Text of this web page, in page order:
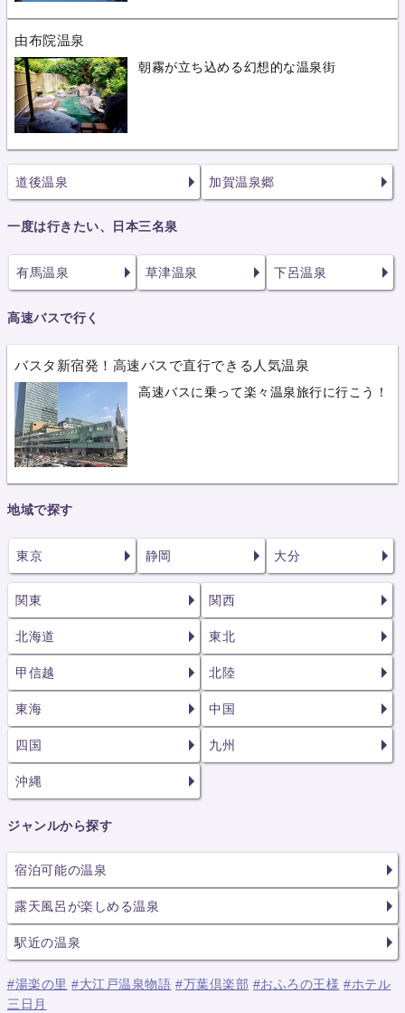
由布院温泉
朝霧が立ち込める幻想的な温泉街
道後温泉 加賀温泉郷
一度は行きたい、日本三名泉
有馬温泉 草津温泉 下呂温泉
高速バスで行く
バスタ新宿発！高速バスで直行できる人気温泉
高速バスに乗って楽々温泉旅行に行こう！
地域で探す
東京 静岡 大分
関東 関西
北海道 東北
甲信越 北陸
東海 中国
四国 九州
沖縄
ジャンルから探す
宿泊可能の温泉
露天風呂が楽しめる温泉
駅近の温泉
#湯楽の里 #大江戸温泉物語 #万葉倶楽部 #おふろの王様 #ホテル
三日月